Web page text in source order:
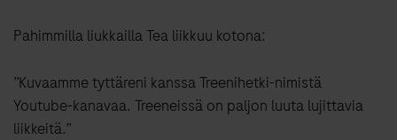
Pahimmilla liukkailla Tea liikkuu kotona:
”Kuvaamme tyttäreni kanssa Treenihetki-nimistä
Youtube-kanavaa. Treeneissä on paljon luuta lujittavia
liikkeitä.”